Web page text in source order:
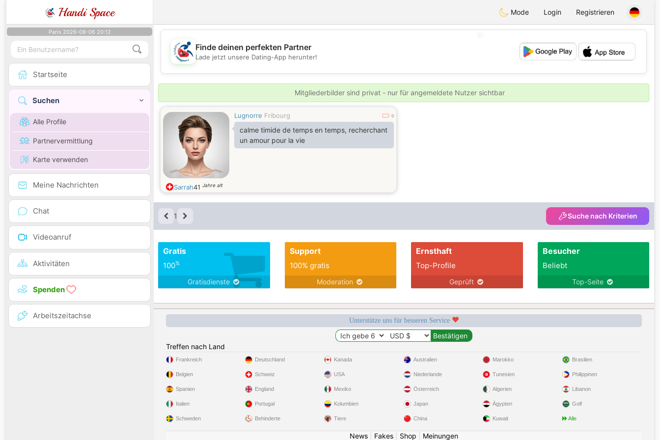
Handi Space Mode Login Registrieren
Paris 2026-08-06 20:12
Startseite
Suchen
Alle Profile
Partnervermittlung
Karte verwenden
Meine Nachrichten
Chat
Videoanruf
Aktivitäten
Spenden
Arbeitszeitachse
💖
💕
💕
Finde deinen perfekten Partner
Lade jetzt unsere Dating-App herunter!
Mitgliederbilder sind privat - nur für angemeldete Nutzer sichtbar
Lugnorre Fribourg 0
calme timide de temps en temps, recherchant
un amour pour la vie
Sarrah41 Jahre alt
1 Suche nach Kriterien
Gratis
100%
Gratisdienste
Support
100% gratis
Moderation
Ernsthaft
Top-Profile
Geprüft
Besucher
Beliebt
Top-Seite
Unterstütze uns für besseren Service
Treffen nach Land
Frankreich
Belgien
Spanien
Italien
Schweden
Deutschland
Schweiz
England
Portugal
Behinderte
Kanada
USA
Mexiko
Kolumbien
Tiere
Australien
Niederlande
Österreich
Japan
China
Marokko
Tunesien
Algerien
Ägypten
Kuwait
Brasilien
Philippinen
Libanon
Golf
Alle
News| Fakes| Shop Meinungen